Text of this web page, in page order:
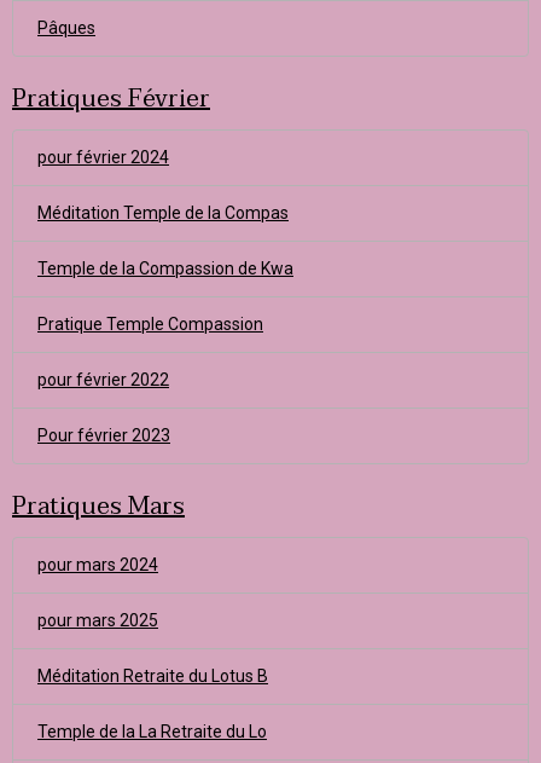
Pâques
Pratiques Février
pour février 2024
Méditation Temple de la Compas
Temple de la Compassion de Kwa
Pratique Temple Compassion
pour février 2022
Pour février 2023
Pratiques Mars
pour mars 2024
pour mars 2025
Méditation Retraite du Lotus B
Temple de la La Retraite du Lo